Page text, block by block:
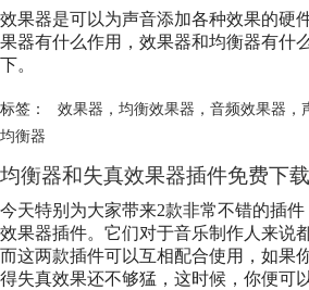
效果器是可以为声音添加各种效果的硬
果器有什么作用，效果器和均衡器有什
下。
标签： 效果器 ， 均衡效果器 ， 音频效果器 ，
均衡器
均衡器和失真效果器插件免费下载
今天特别为大家带来2款非常不错的插
效果器插件。它们对于音乐制作人来说
而这两款插件可以互相配合使用，如果
得失真效果还不够猛，这时候，你便可